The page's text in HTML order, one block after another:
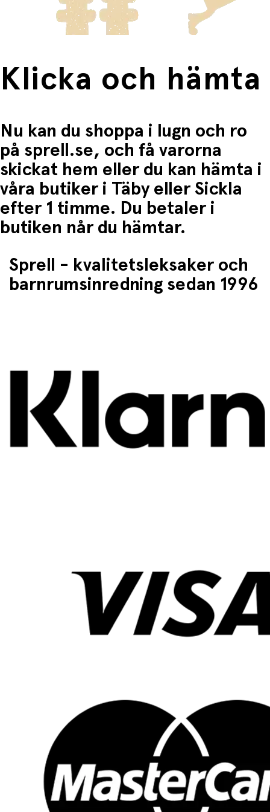
Fri frakt när du handlar för mer än 1500:-
Klicka och hämta
Nu kan du shoppa i lugn och ro
på sprell.se, och få varorna
skickat hem eller du kan hämta i
våra butiker i Täby eller Sickla
efter 1 timme. Du betaler i
butiken når du hämtar.
Sprell - kvalitetsleksaker och
barnrumsinredning sedan 1996